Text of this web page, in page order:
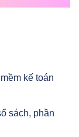
kế toán
sách, phần